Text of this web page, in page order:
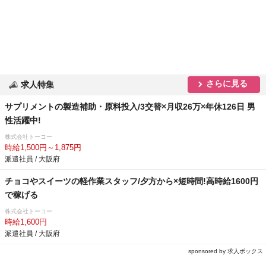
求人特集 さらに見る
サプリメントの製造補助・原料投入/3交替×月収26万×年休126日 男
性活躍中!
株式会社トーコー
時給1,500円～1,875円
派遣社員 / 大阪府
チョコやスイーツの軽作業スタッフ/夕方から×短時間!高時給1600円
で稼げる
株式会社トーコー
時給1,600円
派遣社員 / 大阪府
sponsored by 求人ボックス